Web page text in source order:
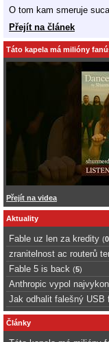
O tom kam smeruje
Přejít na článek
Táto kapela má milióny
Přejít na videa
Aktuality
Fable uz len za kredity (0
zranitelnost ac routerů
Fable 5 is back (5)
Anthropic vypol
Jak odhalit falešný USB
Články